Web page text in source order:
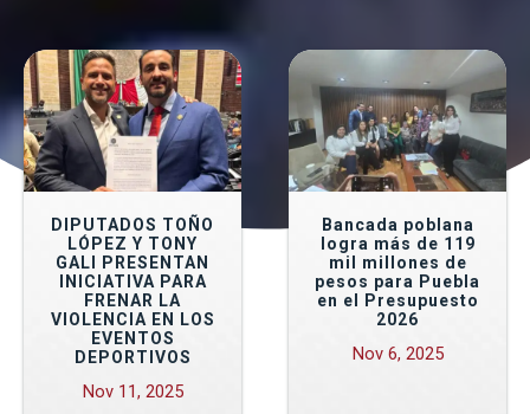
DIPUTADOS TOÑO
LÓPEZ Y TONY
GALI PRESENTAN
INICIATIVA PARA
FRENAR LA
VIOLENCIA EN LOS
EVENTOS
DEPORTIVOS
Nov 11, 2025
Bancada poblana
logra más de 119
mil millones de
pesos para Puebla
en el Presupuesto
2026
Nov 6, 2025